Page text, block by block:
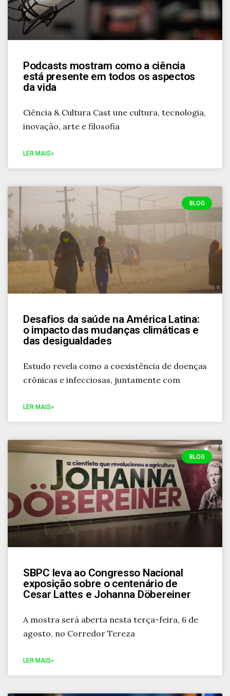
Podcasts mostram como a ciência
está presente em todos os aspectos
da vida
Ciência & Cultura Cast une cultura, tecnologia,
inovação, arte e filosofia
LER MAIS»
BLOG
Desafios da saúde na América Latina:
o impacto das mudanças climáticas e
das desigualdades
Estudo revela como a coexistência de doenças
crônicas e infecciosas, juntamente com
LER MAIS»
BLOG
SBPC leva ao Congresso Nacional
exposição sobre o centenário de
Cesar Lattes e Johanna Döbereiner
A mostra será aberta nesta terça-feira, 6 de
agosto, no Corredor Tereza
LER MAIS»